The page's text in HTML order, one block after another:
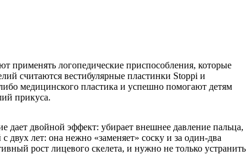
применять логопедические приспособления, которые
считаются вестибулярные пластинки Stoppi и
медицинского пластика и успешно помогают детям
прикуса.
дает двойной эффект: убирает внешнее давление пальца,
лет: она нежно «заменяет» соску и за один-два
рост лицевого скелета, и нужно не только устранить